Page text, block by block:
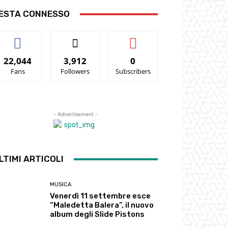
CONNESSO
22,044
Fans
3,912
Followers
0
Subscribers
- Advertisement -
ARTICOLI
MUSICA
Venerdì 11 settembre esce
“Maledetta Balera”, il nuovo
album degli Slide Pistons